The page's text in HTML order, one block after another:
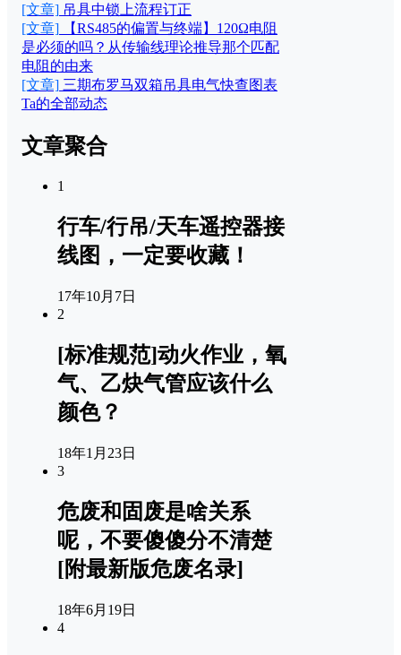
[文章] 吊具中锁上流程订正
[文章]
【RS485的偏置与终端】120Ω电阻
是必须的吗？从传输线理论推导那个匹配
电阻的由来
[文章] 三期布罗马双箱吊具电气快查图表
Ta的全部动态
文章聚合
1
行车/行吊/天车遥控器接
线图，一定要收藏！
17年10月7日
2
[标准规范]动火作业，氧
气、乙炔气管应该什么
颜色？
18年1月23日
3
危废和固废是啥关系
呢，不要傻傻分不清楚
[附最新版危废名录]
18年6月19日
4